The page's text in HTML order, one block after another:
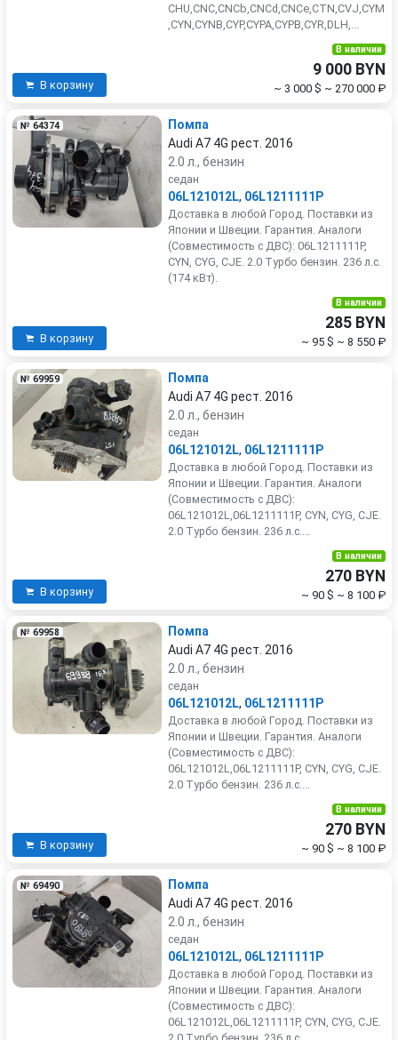
CHU,CNC,CNCb,CNCd,CNCe,CTN,CVJ,CYM
,CYN,CYNB,CYP,CYPA,CYPB,CYR,DLH,...
В корзину
В наличии
9 000 BYN
~ 3 000 $ ~ 270 000 ₽
№ 64374
Помпа
Audi A7 4G рест. 2016
2.0 л., бензин
седан
06L121012L, 06L1211111P
Доставка в любой Город. Поставки из
Японии и Швеции. Гарантия. Аналоги
(Совместимость с ДВС): 06L1211111P,
CYN, CYG, CJE. 2.0 Турбо бензин. 236 л.с.
(174 кВт).
В корзину
В наличии
285 BYN
~ 95 $ ~ 8 550 ₽
№ 69959
Помпа
Audi A7 4G рест. 2016
2.0 л., бензин
седан
06L121012L, 06L1211111P
Доставка в любой Город. Поставки из
Японии и Швеции. Гарантия. Аналоги
(Совместимость с ДВС):
06L121012L,06L1211111P, CYN, CYG, CJE.
2.0 Турбо бензин. 236 л.с....
В корзину
В наличии
270 BYN
~ 90 $ ~ 8 100 ₽
№ 69958
Помпа
Audi A7 4G рест. 2016
2.0 л., бензин
седан
06L121012L, 06L1211111P
Доставка в любой Город. Поставки из
Японии и Швеции. Гарантия. Аналоги
(Совместимость с ДВС):
06L121012L,06L1211111P, CYN, CYG, CJE.
2.0 Турбо бензин. 236 л.с....
В корзину
В наличии
270 BYN
~ 90 $ ~ 8 100 ₽
№ 69490
Помпа
Audi A7 4G рест. 2016
2.0 л., бензин
седан
06L121012L, 06L1211111P
Доставка в любой Город. Поставки из
Японии и Швеции. Гарантия. Аналоги
(Совместимость с ДВС):
06L121012L,06L1211111P, CYN, CYG, CJE.